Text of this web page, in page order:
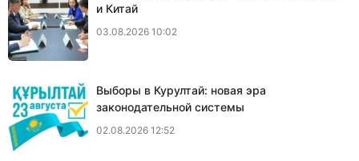
и Китай
03.08.2026 10:02
Выборы в Курултай: новая эра
законодательной системы
02.08.2026 12:52